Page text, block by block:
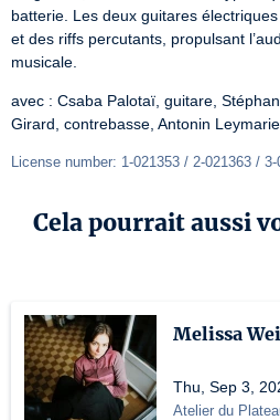
batterie. Les deux guitares
et des riffs percutants, propulsant
musicale.
avec : Csaba Palotaï, guitare,
Girard, contrebasse, Antonin
License number: 1-021353 / 2-021363 / 3-
Cela pourrait aussi
Melissa
Thu, Sep 3,
Atelier du